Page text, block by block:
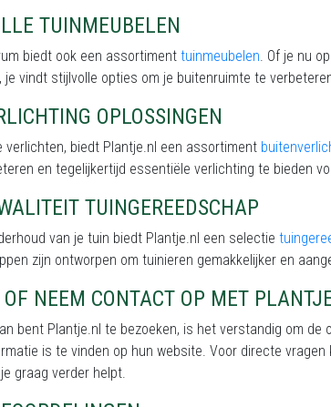
TUINMEUBELEN
biedt ook een assortiment tuinmeubelen . Of je nu
je vindt stijlvolle opties om je buitenruimte te
OPLOSSINGEN
verlichten, biedt Plantje.nl een assortiment
en tegelijkertijd essentiële verlichting te bieden
TUINGEREEDSCHAP
van je tuin biedt Plantje.nl een selectie
zijn ontworpen om tuinieren gemakkelijker en
OF NEEM CONTACT OP MET
bent Plantje.nl te bezoeken, is het verstandig om
is te vinden op hun website. Voor directe vragen
graag verder helpt.